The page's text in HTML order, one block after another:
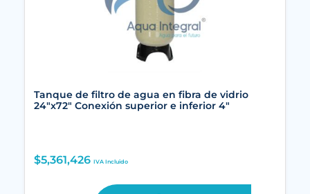
Tanque de filtro de agua en fibra de vidrio
24″x72″ Conexión superior e inferior 4″
$5,361,426 IVA Incluido